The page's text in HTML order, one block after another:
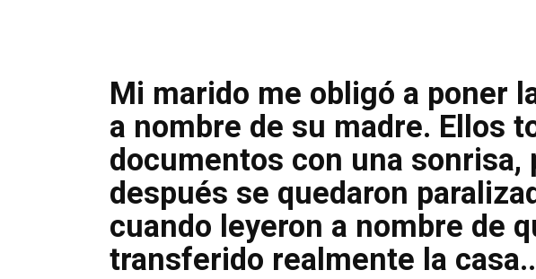
Mi marido me obligó a poner
a nombre de su madre. Ellos
documentos con una sonrisa,
después se quedaron
cuando leyeron a nombre de
transferido realmente la casa..